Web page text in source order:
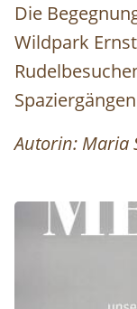
Die
Wildpark
Autorin: Maria